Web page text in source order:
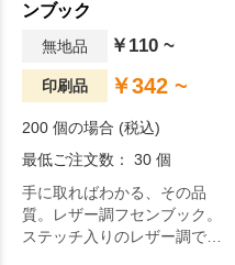
ンブック
無地品 ￥110 ~
印刷品 ￥342 ~
200 個の場合 (税込)
最低ご注文数： 30 個
手に取ればわかる、その品
質。レザー調フセンブック。
ステッチ入りのレザー調で高